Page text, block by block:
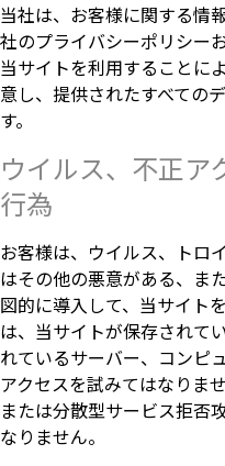
当社は、お客様に関する情
社のプライバシーポリシー
当サイトを利用することに
意し、提供されたすべての
す。
ウイルス、不正ア
行為
お客様は、ウイルス、トロ
はその他の悪意がある、ま
図的に導入して、当サイト
は、当サイトが保存されて
れているサーバー、コンピ
アクセスを試みてはなりま
または分散型サービス拒否
なりません。